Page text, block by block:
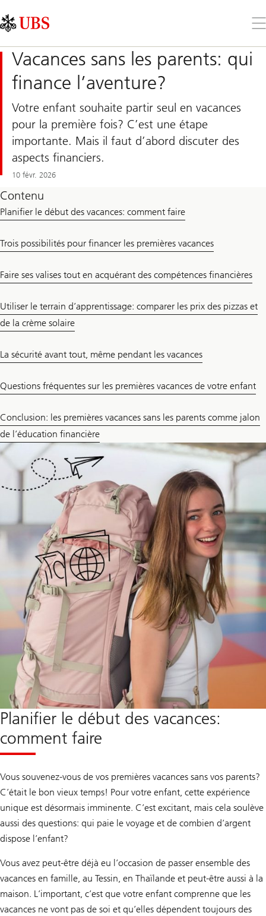
Links
Area
le
Vacances sans les parents: qui
finance l’aventure?
Votre enfant souhaite partir seul en vacances
pour la première fois? C’est une étape
importante. Mais il faut d’abord discuter des
aspects financiers.
10 févr. 2026
Contenu
Planifier le début des vacances: comment faire
Trois possibilités pour financer les premières vacances
Faire ses valises tout en acquérant des compétences financières
Utiliser le terrain d’apprentissage: comparer les prix des pizzas et
de la crème solaire
La sécurité avant tout, même pendant les vacances
Questions fréquentes sur les premières vacances de votre enfant
Conclusion: les premières vacances sans les parents comme jalon
de l’éducation financière
Planifier le début des vacances:
comment faire
Vous souvenez-vous de vos premières vacances sans vos parents?
C’était le bon vieux temps! Pour votre enfant, cette expérience
unique est désormais imminente. C’est excitant, mais cela soulève
aussi des questions: qui paie le voyage et de combien d’argent
dispose l’enfant?
Vous avez peut-être déjà eu l’occasion de passer ensemble des
vacances en famille, au Tessin, en Thaïlande et peut-être aussi à la
maison. L’important, c’est que votre enfant comprenne que les
vacances ne vont pas de soi et qu’elles dépendent toujours des